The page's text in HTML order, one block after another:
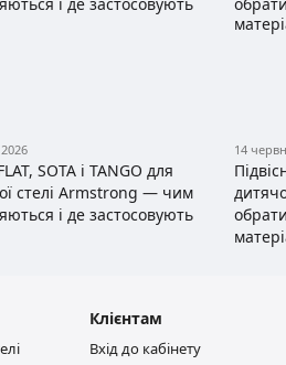
SOTA і TANGO для
стелі Armstrong — чим
і де застосовують
14
Клієнтам
Вхід до кабінету